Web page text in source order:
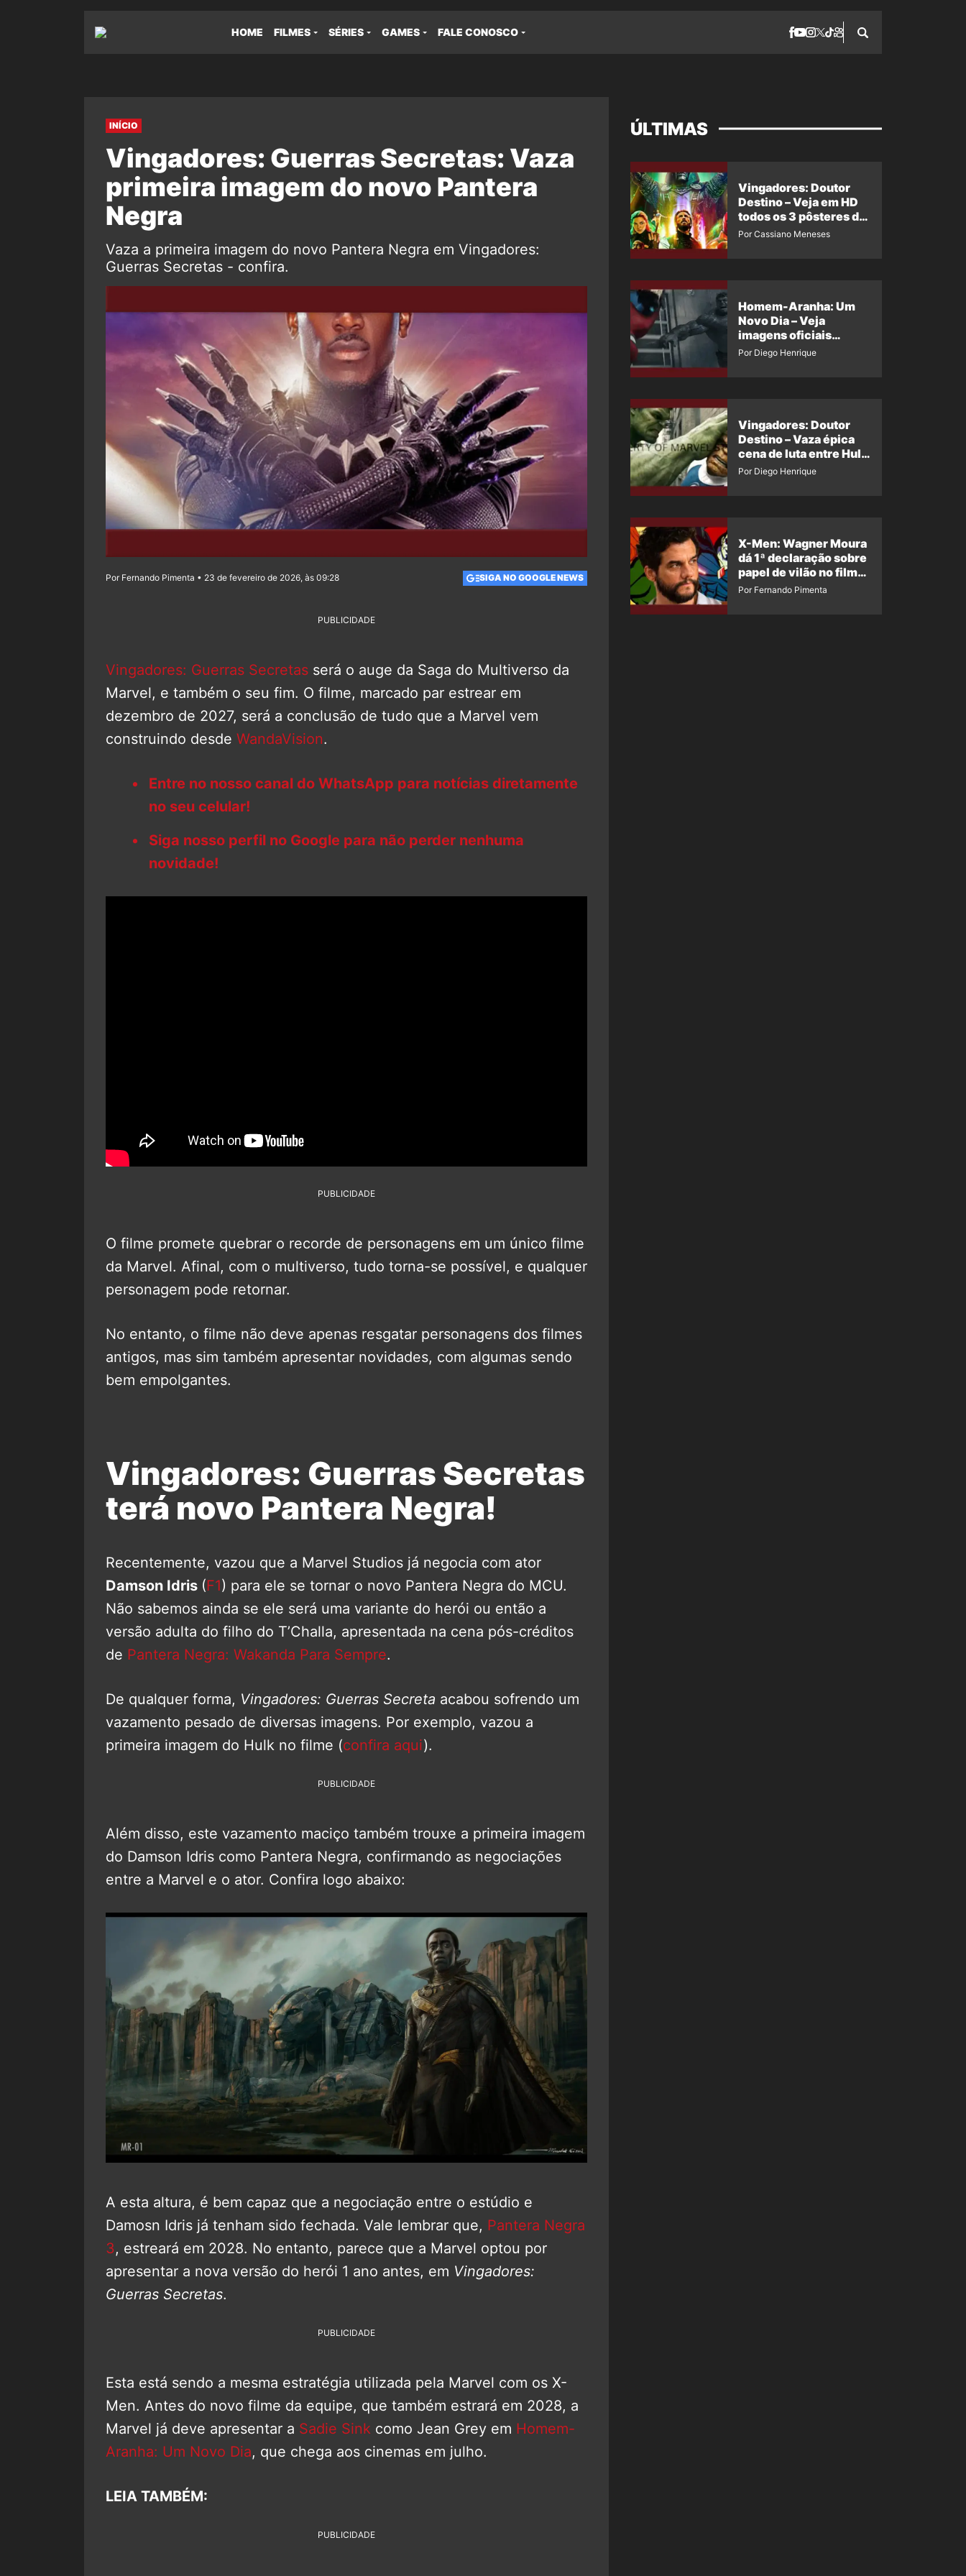
HOME FILMES SÉRIES GAMES FALE CONOSCO
INÍCIO
Vingadores: Guerras Secretas: Vaza
primeira imagem do novo Pantera
Negra
Vaza a primeira imagem do novo Pantera Negra em Vingadores:
Guerras Secretas - confira.
Por Fernando Pimenta • 23 de fevereiro de 2026, às 09:28 SIGA NO GOOGLE NEWS
PUBLICIDADE
Vingadores: Guerras Secretas será o auge da Saga do Multiverso da
Marvel, e também o seu fim. O filme, marcado par estrear em
dezembro de 2027, será a conclusão de tudo que a Marvel vem
construindo desde WandaVision.
Entre no nosso canal do WhatsApp para notícias diretamente
no seu celular!
Siga nosso perfil no Google para não perder nenhuma
novidade!
PUBLICIDADE
O filme promete quebrar o recorde de personagens em um único filme
da Marvel. Afinal, com o multiverso, tudo torna-se possível, e qualquer
personagem pode retornar.
No entanto, o filme não deve apenas resgatar personagens dos filmes
antigos, mas sim também apresentar novidades, com algumas sendo
bem empolgantes.
Vingadores: Guerras Secretas
terá novo Pantera Negra!
Recentemente, vazou que a Marvel Studios já negocia com ator
Damson Idris (F1) para ele se tornar o novo Pantera Negra do MCU.
Não sabemos ainda se ele será uma variante do herói ou então a
versão adulta do filho do T’Challa, apresentada na cena pós-créditos
de Pantera Negra: Wakanda Para Sempre.
De qualquer forma, Vingadores: Guerras Secreta acabou sofrendo um
vazamento pesado de diversas imagens. Por exemplo, vazou a
primeira imagem do Hulk no filme (confira aqui).
PUBLICIDADE
Além disso, este vazamento maciço também trouxe a primeira imagem
do Damson Idris como Pantera Negra, confirmando as negociações
entre a Marvel e o ator. Confira logo abaixo:
A esta altura, é bem capaz que a negociação entre o estúdio e
Damosn Idris já tenham sido fechada. Vale lembrar que, Pantera Negra
3, estreará em 2028. No entanto, parece que a Marvel optou por
apresentar a nova versão do herói 1 ano antes, em Vingadores:
Guerras Secretas.
PUBLICIDADE
Esta está sendo a mesma estratégia utilizada pela Marvel com os X-
Men. Antes do novo filme da equipe, que também estrará em 2028, a
Marvel já deve apresentar a Sadie Sink como Jean Grey em Homem-
Aranha: Um Novo Dia, que chega aos cinemas em julho.
LEIA TAMBÉM:
PUBLICIDADE
ÚLTIMAS
Vingadores: Doutor
Destino – Veja em HD
todos os 3 pôsteres de
‘Doomsday’ + 1 imagem
Por Cassiano Meneses
Homem-Aranha: Um
Novo Dia – Veja
imagens oficiais
descartadas do Hulk
Por Diego Henrique
Vingadores: Doutor
Destino – Vaza épica
cena de luta entre Hulk
e o Coisa
Por Diego Henrique
X-Men: Wagner Moura
dá 1ª declaração sobre
papel de vilão no filme
da Marvel
Por Fernando Pimenta